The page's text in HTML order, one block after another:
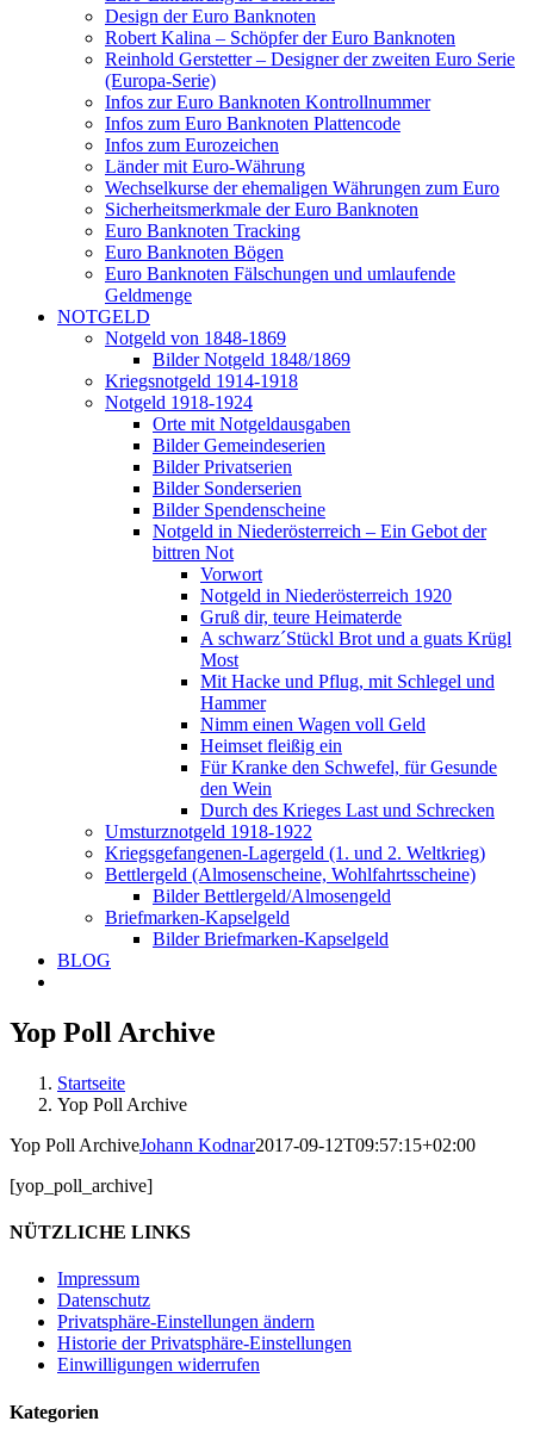
Design der Euro Banknoten
Robert Kalina – Schöpfer der Euro Banknoten
Reinhold Gerstetter – Designer der zweiten Euro Serie
(Europa-Serie)
Infos zur Euro Banknoten Kontrollnummer
Infos zum Euro Banknoten Plattencode
Infos zum Eurozeichen
Länder mit Euro-Währung
Wechselkurse der ehemaligen Währungen zum Euro
Sicherheitsmerkmale der Euro Banknoten
Euro Banknoten Tracking
Euro Banknoten Bögen
Euro Banknoten Fälschungen und umlaufende
Geldmenge
NOTGELD
Notgeld von 1848-1869
Bilder Notgeld 1848/1869
Kriegsnotgeld 1914-1918
Notgeld 1918-1924
Orte mit Notgeldausgaben
Bilder Gemeindeserien
Bilder Privatserien
Bilder Sonderserien
Bilder Spendenscheine
Notgeld in Niederösterreich – Ein Gebot der
bittren Not
Vorwort
Notgeld in Niederösterreich 1920
Gruß dir, teure Heimaterde
A schwarz´Stückl Brot und a guats Krügl
Most
Mit Hacke und Pflug, mit Schlegel und
Hammer
Nimm einen Wagen voll Geld
Heimset fleißig ein
Für Kranke den Schwefel, für Gesunde
den Wein
Durch des Krieges Last und Schrecken
Umsturznotgeld 1918-1922
Kriegsgefangenen-Lagergeld (1. und 2. Weltkrieg)
Bettlergeld (Almosenscheine, Wohlfahrtsscheine)
Bilder Bettlergeld/Almosengeld
Briefmarken-Kapselgeld
Bilder Briefmarken-Kapselgeld
BLOG
Yop Poll Archive
Startseite
Yop Poll Archive
Yop Poll ArchiveJohann Kodnar2017-09-12T09:57:15+02:00
[yop_poll_archive]
NÜTZLICHE LINKS
Impressum
Datenschutz
Privatsphäre-Einstellungen ändern
Historie der Privatsphäre-Einstellungen
Einwilligungen widerrufen
Kategorien